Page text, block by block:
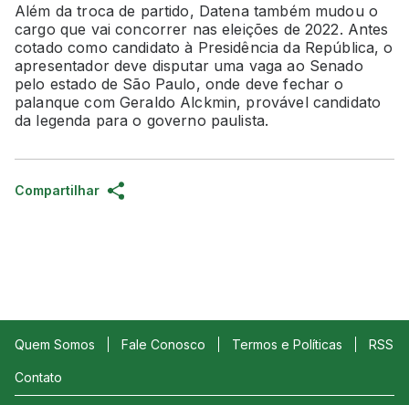
Além da troca de partido, Datena também mudou o
cargo que vai concorrer nas eleições de 2022. Antes
cotado como candidato à Presidência da República, o
apresentador deve disputar uma vaga ao Senado
pelo estado de São Paulo, onde deve fechar o
palanque com Geraldo Alckmin, provável candidato
da legenda para o governo paulista.
Compartilhar
Quem Somos Fale Conosco Termos e Políticas RSS
Contato